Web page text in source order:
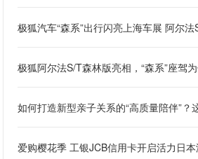
极狐汽车“森系”出行闪亮上海车展 阿尔
极狐阿尔法S/T森林版亮相，“森系”座驾
如何打造新型亲子关系的“高质量陪伴”
爱购樱花季 工银JCB信用卡开启活力日